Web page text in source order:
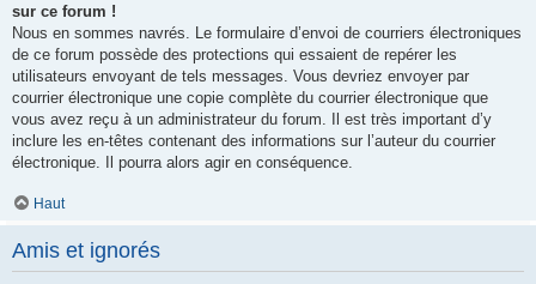
sur ce forum !
Nous en sommes navrés. Le formulaire d’envoi de courriers électroniques
de ce forum possède des protections qui essaient de repérer les
utilisateurs envoyant de tels messages. Vous devriez envoyer par
courrier électronique une copie complète du courrier électronique que
vous avez reçu à un administrateur du forum. Il est très important d’y
inclure les en-têtes contenant des informations sur l’auteur du courrier
électronique. Il pourra alors agir en conséquence.
Haut
Amis et ignorés